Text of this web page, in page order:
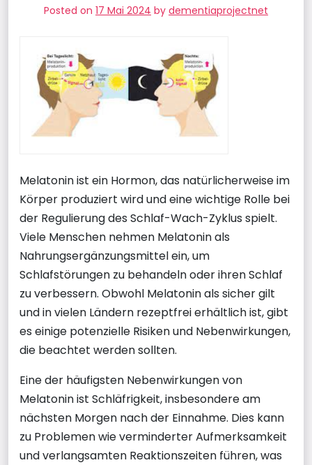
Posted on 17 Mai 2024 by dementiaprojectnet
Melatonin ist ein Hormon, das natürlicherweise im
Körper produziert wird und eine wichtige Rolle bei
der Regulierung des Schlaf-Wach-Zyklus spielt.
Viele Menschen nehmen Melatonin als
Nahrungsergänzungsmittel ein, um
Schlafstörungen zu behandeln oder ihren Schlaf
zu verbessern. Obwohl Melatonin als sicher gilt
und in vielen Ländern rezeptfrei erhältlich ist, gibt
es einige potenzielle Risiken und Nebenwirkungen,
die beachtet werden sollten.
Eine der häufigsten Nebenwirkungen von
Melatonin ist Schläfrigkeit, insbesondere am
nächsten Morgen nach der Einnahme. Dies kann
zu Problemen wie verminderter Aufmerksamkeit
und verlangsamten Reaktionszeiten führen, was